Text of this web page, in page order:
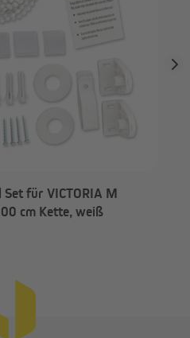
für VICTORIA M
cm Kette, weiß